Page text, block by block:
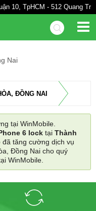
10, TpHCM - 512 Quang
Nai
ĐỒNG NAI
tại WinMobile.
6 lock tại Thành
đã tăng cường dịch vụ
Đồng Nai cho quý
WinMobile.